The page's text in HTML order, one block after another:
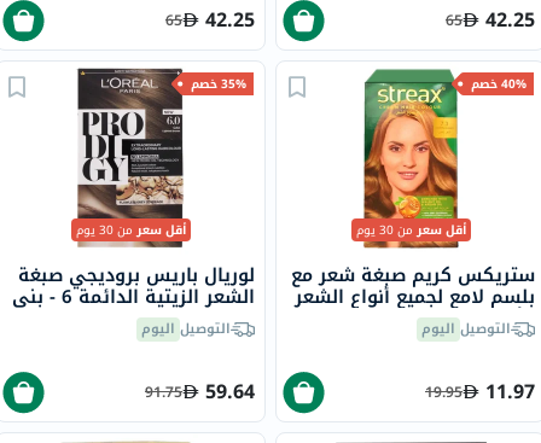
42.25
65
42.25
65
40% خصم
أقل سعرمن 30 يوم
ستريكس كريم صبغة شعر مع
بلسم لامع لجميع أنواع الشعر
- أشقر ذهبي 7.3
التوصيل اليوم
11.97
19.95
35% خصم
أقل سعرمن 30 يوم
لوريال باريس بروديجي صبغة
الشعر الزيتية الدائمة 6 - بني
بلوطالتوصيل اليوم
59.64
91.75